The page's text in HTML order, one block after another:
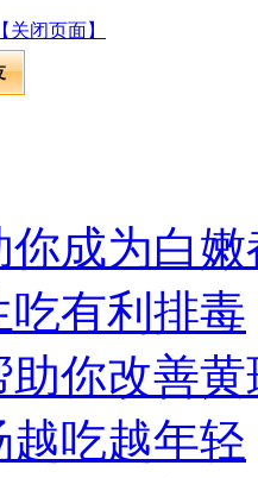
【关闭页面】
成为白
有利排毒
助你改善黄
吃越年轻